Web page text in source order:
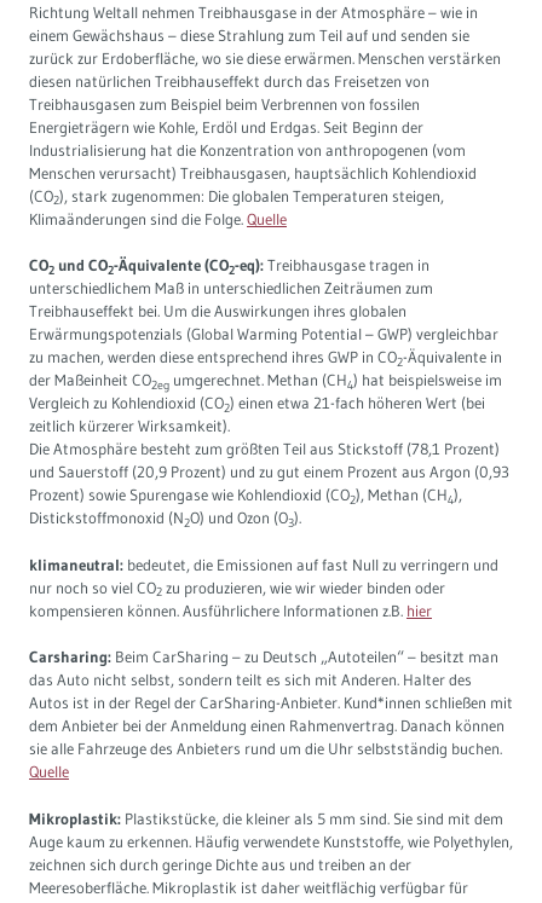
Richtung Weltall nehmen Treibhausgase in der Atmosphäre – wie in
einem Gewächshaus – diese Strahlung zum Teil auf und senden sie
zurück zur Erdoberfläche, wo sie diese erwärmen. Menschen verstärken
diesen natürlichen Treibhauseffekt durch das Freisetzen von
Treibhausgasen zum Beispiel beim Verbrennen von fossilen
Energieträgern wie Kohle, Erdöl und Erdgas. Seit Beginn der
Industrialisierung hat die Konzentration von anthropogenen (vom
Menschen verursacht) Treibhausgasen, hauptsächlich Kohlendioxid
(CO2), stark zugenommen: Die globalen Temperaturen steigen,
Klimaänderungen sind die Folge.Quelle
CO2 und CO2-Äquivalente (CO2-eq):Treibhausgase tragen in
unterschiedlichem Maß in unterschiedlichen Zeiträumen zum
Treibhauseffekt bei. Um die Auswirkungen ihres globalen
Erwärmungspotenzials (Global Warming Potential – GWP) vergleichbar
zu machen, werden diese entsprechend ihres GWP in CO2-Äquivalente in
der Maßeinheit CO2eg umgerechnet. Methan (CH4) hat beispielsweise im
Vergleich zu Kohlendioxid (CO2) einen etwa 21-fach höheren Wert (bei
zeitlich kürzerer Wirksamkeit).
Die Atmosphäre besteht zum größten Teil aus Stickstoff (78,1 Prozent)
und Sauerstoff (20,9 Prozent) und zu gut einem Prozent aus Argon (0,93
Prozent) sowie Spurengase wie Kohlendioxid (CO2), Methan (CH4),
Distickstoffmonoxid (N2O) und Ozon (O3).
klimaneutral: bedeutet, die Emissionen auf fast Null zu verringern und
nur noch so viel CO2 zu produzieren, wie wir wieder binden oder
kompensieren können. Ausführlichere Informationen z.B. hier
Carsharing: Beim CarSharing – zu Deutsch „Autoteilen“ – besitzt man
das Auto nicht selbst, sondern teilt es sich mit Anderen. Halter des
Autos ist in der Regel der CarSharing-Anbieter. Kund*innen schließen mit
dem Anbieter bei der Anmeldung einen Rahmenvertrag. Danach können
sie alle Fahrzeuge des Anbieters rund um die Uhr selbstständig buchen.
Quelle
Mikroplastik: Plastikstücke, die kleiner als 5 mm sind. Sie sind mit dem
Auge kaum zu erkennen. Häufig verwendete Kunststoffe, wie Polyethylen,
zeichnen sich durch geringe Dichte aus und treiben an der
Meeresoberfläche. Mikroplastik ist daher weitflächig verfügbar für